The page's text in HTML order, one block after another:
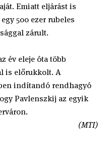
Emiatt eljárást is
500 ezer rubeles
zárult.
év eleje óta több
is előrukkolt. A
indítandó rendhagyó
Pavlenszkij az egyik
(MTI)